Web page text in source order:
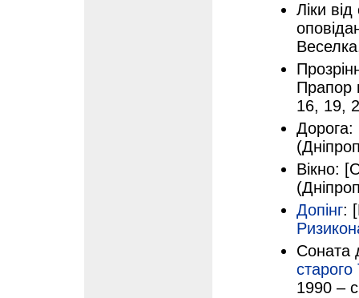
Ліки
Прапор
16, 19,
Дорога:
Вікно:
Допінг:
Соната
старого
1990 –